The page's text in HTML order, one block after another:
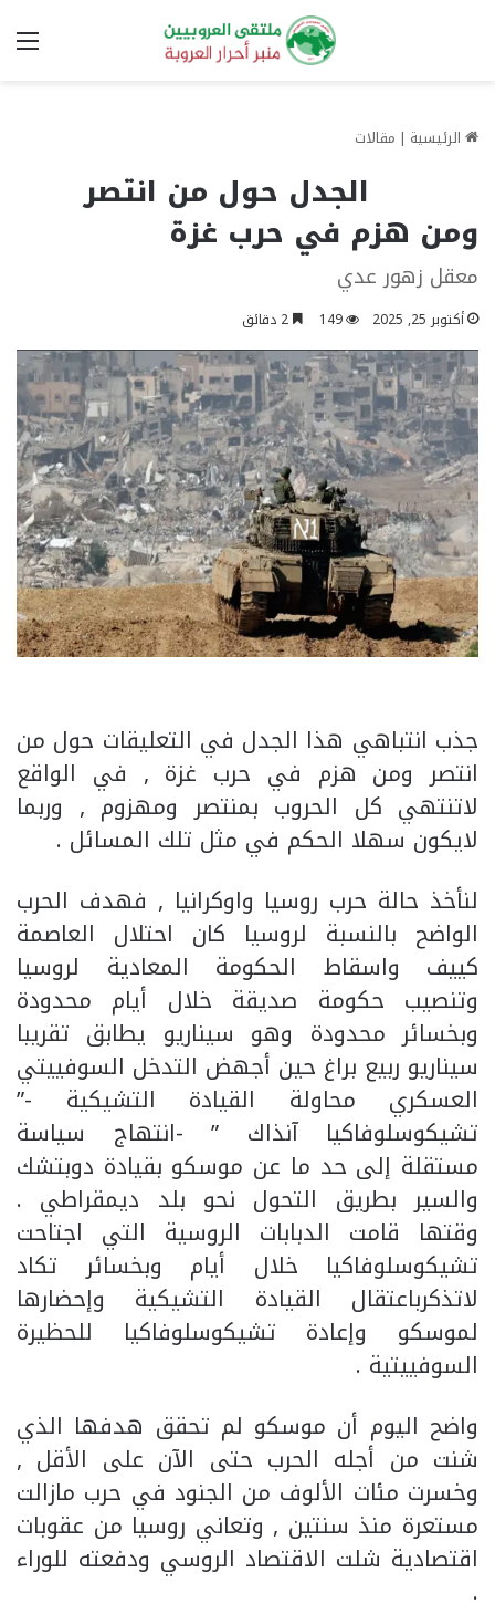
الرئيسية | مقالات
الجدل حول من انتصر
ومن هزم في حرب غزة
معقل زهور عدي
أكتوبر 25, 2025 149
جذب انتباهي هذا الجدل في التعليقات حول من
انتصر ومن هزم في حرب غزة , في الواقع
لاتنتهي كل الحروب بمنتصر ومهزوم , وربما
لايكون سهلا الحكم في مثل تلك المسائل .
لنأخذ حالة حرب روسيا واوكرانيا , فهدف الحرب
الواضح بالنسبة لروسيا كان احتلال العاصمة
كييف واسقاط الحكومة المعادية لروسيا
وتنصيب حكومة صديقة خلال أيام محدودة
وبخسائر محدودة وهو سيناريو يطابق تقريبا
سيناريو ربيع براغ حين أجهض التدخل السوفييتي
العسكري محاولة القيادة التشيكية -”
تشيكوسلوفاكيا آنذاك ” -انتهاج سياسة
مستقلة إلى حد ما عن موسكو بقيادة دوبتشك
والسير بطريق التحول نحو بلد ديمقراطي .
وقتها قامت الدبابات الروسية التي اجتاحت
تشيكوسلوفاكيا خلال أيام وبخسائر تكاد
لاتذكرباعتقال القيادة التشيكية وإحضارها
لموسكو وإعادة تشيكوسلوفاكيا للحظيرة
السوفييتية .
واضح اليوم أن موسكو لم تحقق هدفها الذي
شنت من أجله الحرب حتى الآن على الأقل ,
وخسرت مئات الألوف من الجنود في حرب مازالت
مستعرة منذ سنتين , وتعاني روسيا من عقوبات
اقتصادية شلت الاقتصاد الروسي ودفعته للوراء
.